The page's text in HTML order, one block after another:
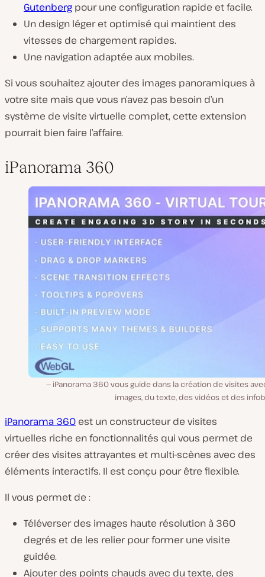
Gutenberg pour une configuration rapide et facile.
Un design léger et optimisé qui maintient des
vitesses de chargement rapides.
Une navigation adaptée aux mobiles.
Si vous souhaitez ajouter des images panoramiques à
votre site mais que vous n’avez pas besoin d’un
système de visite virtuelle complet, cette extension
pourrait bien faire l’affaire.
iPanorama 360
iPanorama 360 vous guide dans la création de visites
images, du texte, des vidéos et des
iPanorama 360 est un constructeur de visites
virtuelles riche en fonctionnalités qui vous permet de
créer des visites attrayantes et multi-scènes avec des
éléments interactifs. Il est conçu pour être flexible.
Il vous permet de :
Téléverser des images haute résolution à 360
degrés et de les relier pour former une visite
guidée.
Ajouter des points chauds avec du texte, des